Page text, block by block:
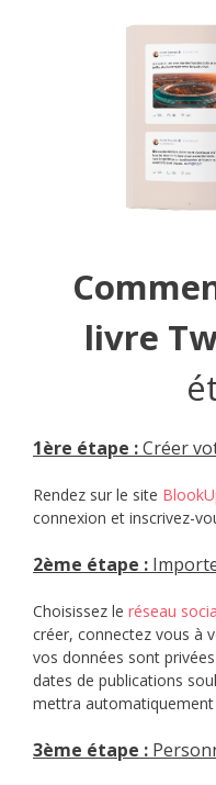
livre
1ère étape :Créer
Rendez sur le site
connexion et inscrivez-
2ème étape :
Choisissez le réseau
créer, connectez vous à
vos données sont
dates de publications
mettra
3ème étape :